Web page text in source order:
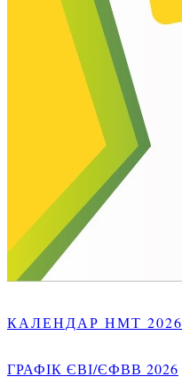
КАЛЕНДАР НМТ 2026
ГРАФІК ЄВІ/ЄФВВ 2026